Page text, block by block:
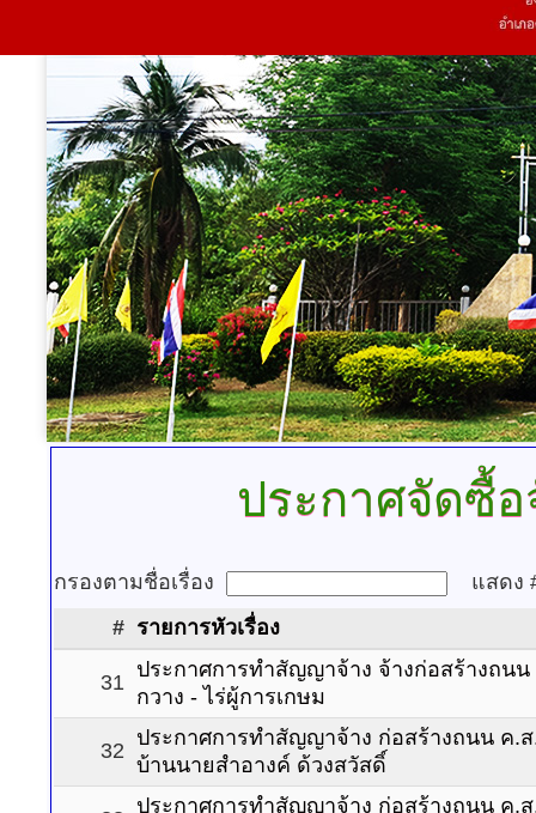
ประกาศจัดซื้อ
กรองตามชื่อเรื่อง
แสดง
# รายการหัวเรื่อง
31
ประกาศการทำสัญญาจ้าง จ้างก่อสร้างถน
กวาง - ไร่ผู้การเกษม
32
ประกาศการทำสัญญาจ้าง ก่อสร้างถนน ค.
บ้านนายสำอางค์ ด้วงสวัสดิ์
ประกาศการทำสัญญาจ้าง ก่อสร้างถนน ค.